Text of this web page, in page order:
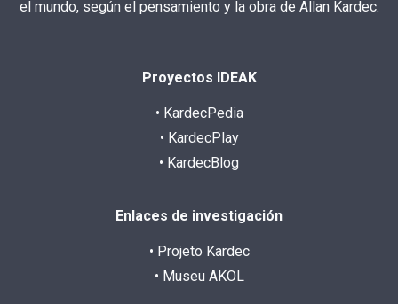
el mundo, según el pensamiento y la obra de Allan Kardec.
Proyectos IDEAK
• KardecPedia
• KardecPlay
• KardecBlog
Enlaces de investigación
• Projeto Kardec
• Museu AKOL